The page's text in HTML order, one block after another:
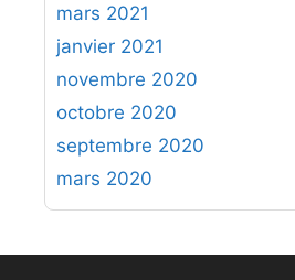
mars 2021
janvier 2021
novembre 2020
octobre 2020
septembre 2020
mars 2020